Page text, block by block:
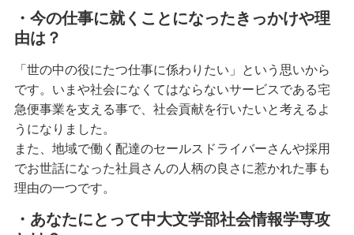
・今の仕事に就くことになったきっかけや理
由は？
「世の中の役にたつ仕事に係わりたい」という思いから
です。いまや社会になくてはならないサービスである宅
急便事業を支える事で、社会貢献を行いたいと考えるよ
うになりました。
また、地域で働く配達のセールスドライバーさんや採用
でお世話になった社員さんの人柄の良さに惹かれた事も
理由の一つです。
・あなたにとって中大文学部社会情報学専攻